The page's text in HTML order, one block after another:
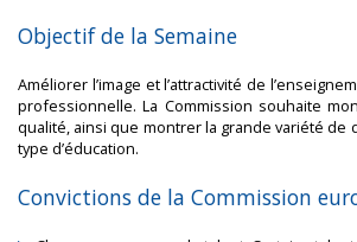
Objectif de la Semaine
Améliorer l’image et l’attractivité de
professionnelle. La Commission souhaite
qualité, ainsi que montrer la grande variété de
type d’éducation.
Convictions de la Commission